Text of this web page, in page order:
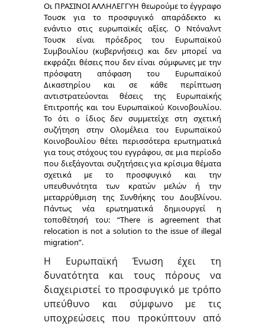
Οι ΠΡΑΣΙΝΟΙ ΑΛΛΗΛΕΓΓΥΗ θεωρούμε το έγγραφο
Τουσκ για το προσφυγικό απαράδεκτο κι
ενάντιο στις ευρωπαϊκές αξίες. Ο Ντόναλντ
Τουσκ είναι πρόεδρος του Ευρωπαϊκού
Συμβουλίου (κυβερνήσεις) και δεν μπορεί να
εκφράζει θέσεις που δεν είναι σύμφωνες με την
πρόσφατη απόφαση του Ευρωπαϊκού
Δικαστηρίου και σε κάθε περίπτωση
αντιστρατεύονται θέσεις της Ευρωπαϊκής
Επιτροπής και του Ευρωπαϊκού Κοινοβουλίου.
Το ότι ο ίδιος δεν συμμετείχε στη σχετική
συζήτηση στην Ολομέλεια του Ευρωπαϊκού
Κοινοβουλίου θέτει περισσότερα ερωτηματικά
για τους στόχους του εγγράφου, σε μια περίοδο
που διεξάγονται συζητήσεις για κρίσιμα θέματα
σχετικά με το προσφυγικό και την
υπευθυνότητα των κρατών μελών ή την
μεταρρύθμιση της Συνθήκης του Δουβλίνου.
Πάντως νέα ερωτηματικά δημιουργεί η
τοποθέτησή του: “There is agreement that
relocation is not a solution to the issue of illegal
migration”.
Η Ευρωπαϊκή Ένωση έχει τη
δυνατότητα και τους πόρους να
διαχειριστεί το προσφυγικό με τρόπο
υπεύθυνο και σύμφωνο με τις
υποχρεώσεις που προκύπτουν από